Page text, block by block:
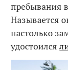
пребывания
Называется
настолько
удостоился